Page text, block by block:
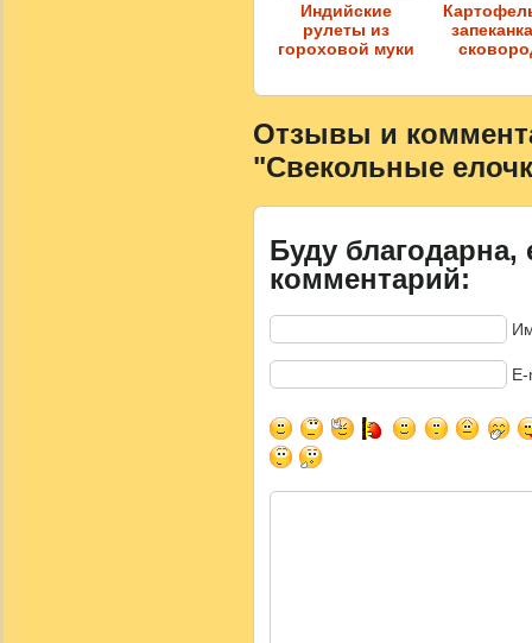
Индийские
рулеты из
гороховой муки
Отзывы и
"Свекольные
Буду благодарна,
комментарий: